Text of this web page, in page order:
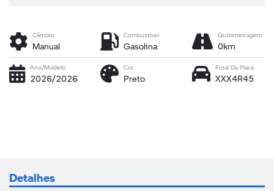
Câmbio
Manual
Combustível
Gasolina
Quilometragem
0km
Ano/Modelo
2026/2026
Cor
Preto
Final Da Placa
XXX4R45
Detalhes